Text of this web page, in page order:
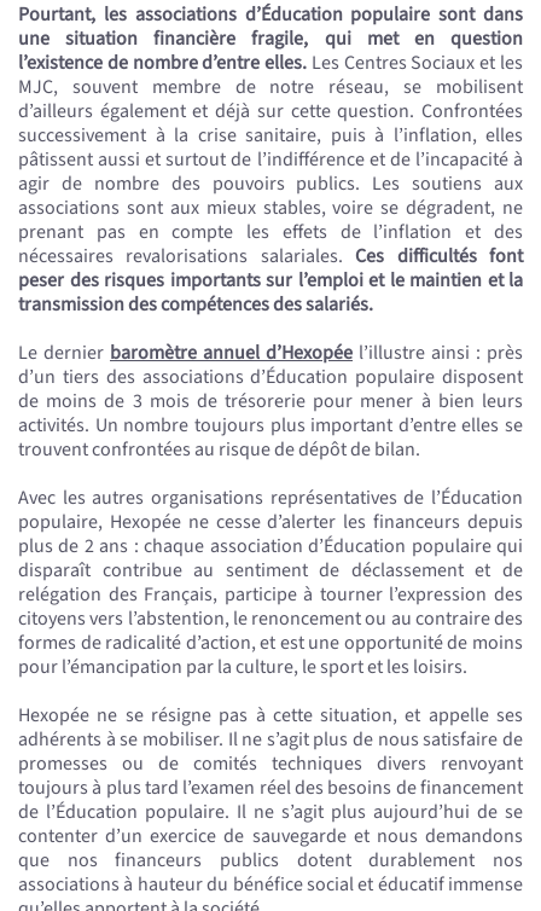
Pourtant, les associations d’Éducation populaire sont dans
une situation financière fragile, qui met en question
l’existence de nombre d’entre elles. Les Centres Sociaux et les
MJC, souvent membre de notre réseau, se mobilisent
d’ailleurs également et déjà sur cette question. Confrontées
successivement à la crise sanitaire, puis à l’inflation, elles
pâtissent aussi et surtout de l’indifférence et de l’incapacité à
agir de nombre des pouvoirs publics. Les soutiens aux
associations sont aux mieux stables, voire se dégradent, ne
prenant pas en compte les effets de l’inflation et des
nécessaires revalorisations salariales.Ces difficultés font
peser des risques importants sur l’emploi et le maintien et la
transmission des compétences des salariés.
Le dernier baromètre annuel d’Hexopée l’illustre ainsi : près
d’un tiers des associations d’Éducation populaire disposent
de moins de 3 mois de trésorerie pour mener à bien leurs
activités. Un nombre toujours plus important d’entre elles se
trouvent confrontées au risque de dépôt de bilan.
Avec les autres organisations représentatives de l’Éducation
populaire, Hexopée ne cesse d’alerter les financeurs depuis
plus de 2 ans : chaque association d’Éducation populaire qui
disparaît contribue au sentiment de déclassement et de
relégation des Français, participe à tourner l’expression des
citoyens vers l’abstention, le renoncement ou au contraire des
formes de radicalité d’action, et est une opportunité de moins
pour l’émancipation par la culture, le sport et les loisirs.
Hexopée ne se résigne pas à cette situation, et appelle ses
adhérents à se mobiliser. Il ne s’agit plus de nous satisfaire de
promesses ou de comités techniques divers renvoyant
toujours à plus tard l’examen réel des besoins de financement
de l’Éducation populaire. Il ne s’agit plus aujourd’hui de se
contenter d’un exercice de sauvegarde et nous demandons
que nos financeurs publics dotent durablement nos
associations à hauteur du bénéfice social et éducatif immense